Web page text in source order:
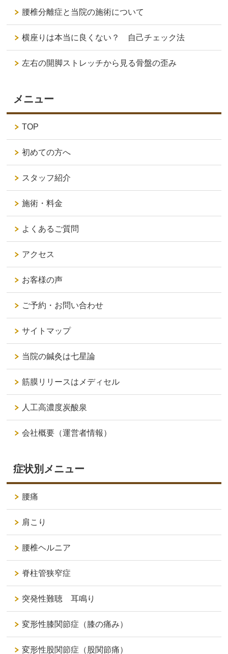
腰椎分離症と当院の施術について
横座りは本当に良くない？ 自己チェック法
左右の開脚ストレッチから見る骨盤の歪み
メニュー
TOP
初めての方へ
スタッフ紹介
施術・料金
よくあるご質問
アクセス
お客様の声
ご予約・お問い合わせ
サイトマップ
当院の鍼灸は七星論
筋膜リリースはメディセル
人工高濃度炭酸泉
会社概要（運営者情報）
症状別メニュー
腰痛
肩こり
腰椎ヘルニア
脊柱管狭窄症
突発性難聴 耳鳴り
変形性膝関節症（膝の痛み）
変形性股関節症（股関節痛）